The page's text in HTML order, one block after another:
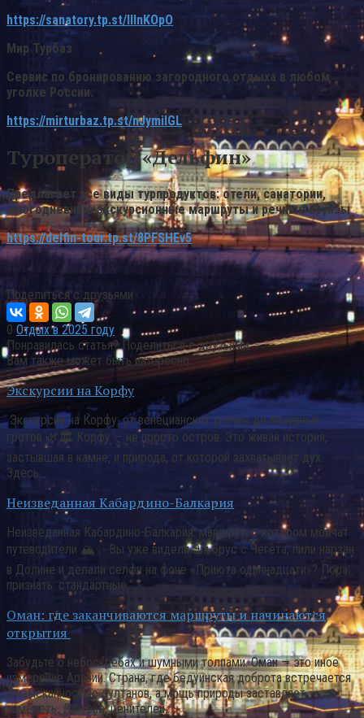
https://sanatory.tp.st/IllnKOpO
Мир Турбаз
Сервис по бронированию загородного отдыха в любом
уголке России.
https://mirturbaz.tp.st/nJymiIGL
Туроператор «Дельфин»
Предлагает все виды турпродуктов: отели, санатории,
многодневные экскурсионные маршруты и речные круизы
https://delfin-tour.tp.st/8PFSHEv5
Поделиться с друзьями
0 Отдых в 2025 году
Понравилась статья? Поделиться с друзьями:
Вам также может быть интересно
Экскурсии на Корфу
Экскурсии на Корфу: от венецианских улочек до лазурных
гротов 🌿🏛️ Корфу — не просто остров. Это живая история,
застывшая в камне, и природа, от которой захватывает дух.
Здесь…
Неизведанная Кабардино-Балкария
Неизведанная Кабардино-Балкария: маршрут, о котором молчат
путеводители 🏔️✨ Вы уже видели Эльбрус с Чегета, пили нарзан
в Долине и делали селфи на фоне «Приюта одиннадцати»? Пора
признать: стандартные…
Оман: где заканчиваются маршруты и начинаются
открытия
Забудьте о небоскребах и шумными толпами. Оман — это иное
измерение Аравии. Страна, где бедуинская доброта встречается
с изысканностью султанов, а мощь природы заставляет
замереть. Для вас, ценителей…